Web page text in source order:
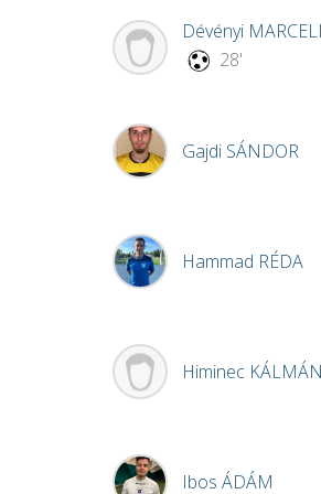
Dévényi
28'
Gajdi SÁNDOR
Hammad RÉDA
Himinec
Ibos ÁDÁM